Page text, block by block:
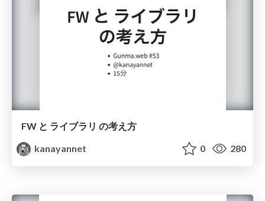
FW と ライブラリ の考え方
kanayannet
0 280